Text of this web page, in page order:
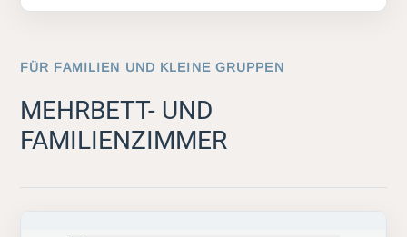
FÜR FAMILIEN UND KLEINE GRUPPEN
MEHRBETT- UND
FAMILIENZIMMER